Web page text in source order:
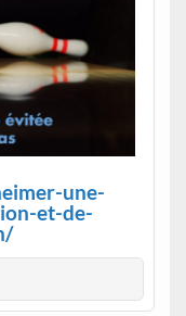
une-
et-de-